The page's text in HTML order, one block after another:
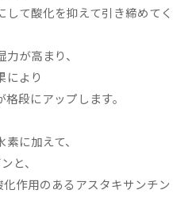
て酸化を抑えて引き締めてく
が高まり、
により
段にアップします。
に加えて、
と、
作用のあるアスタキサンチン